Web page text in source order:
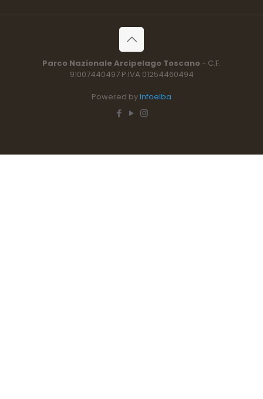
Parco Nazionale Arcipelago Toscano - C.F.
91007440497 P.IVA 01254460494
Powered byInfoelba